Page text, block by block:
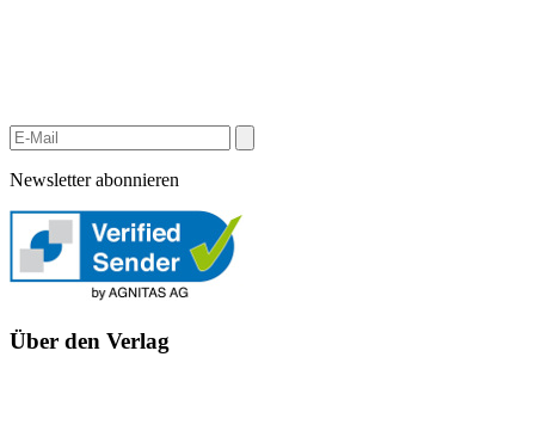
Newsletter abonnieren
Über den Verlag